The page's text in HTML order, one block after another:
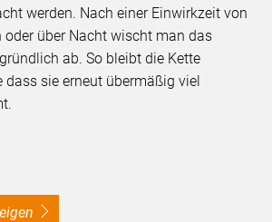
werden. Nach einer Einwirkzeit von
oder über Nacht wischt man das
ab. So bleibt die Kette
dass sie erneut übermäßig viel